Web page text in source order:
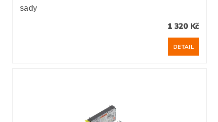
sady
1 320 Kč
DETAIL